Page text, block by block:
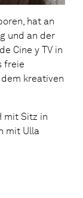
hat an
und an der
Cine y TV in
freie
kreativen
mit Sitz in
mit Ulla